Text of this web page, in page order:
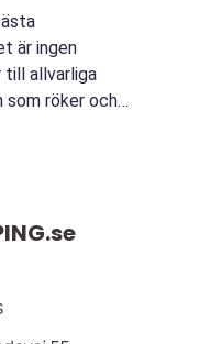
är ingen
till allvarliga
som röker och
se